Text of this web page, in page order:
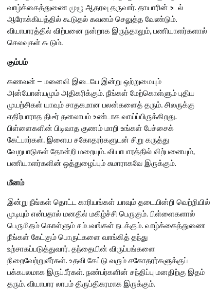
வாழ்க்கைத்துணை முழு ஆதரவு தருவார். தாயாரின் உடல்
ஆரோக்கியத்தில் கூடுதல் கவனம் செலுத்த வேண்டும்.
வியாபாரத்தில் விற்பனை நன்றாக இருந்தாலும், பணியாளர்களால்
செலவுகள் கூடும்.
கும்பம்
கணவன் – மனைவி இடையே இன்று ஒற்றுமையும்
அன்யோன்யமும் அதிகரிக்கும். நீங்கள் மேற்கொள்ளும் புதிய
முயற்சிகள் யாவும் சாதகமான பலன்களைத் தரும். சிலருக்கு
எதிர்பாராத திடீர் தனலாபம் உண்டாக வாய்ப்பிருக்கிறது.
பிள்ளைகளின் பிடிவாத குணம் மாறி உங்கள் பேச்சைக்
கேட்பார்கள். இளைய சகோதரர்களுடன் சிறு கருத்து
வேறுபாடுகள் தோன்றி மறையும். வியாபாரத்தில் விற்பனையும்,
பணியாளர்களின் ஒத்துழைப்பும் சுமாராகவே இருக்கும்.
மீனம்
இன்று நீங்கள் தொட்ட காரியங்கள் யாவும் தடையின்றி வெற்றியில்
முடியும் என்பதால் மனதில் மகிழ்ச்சி பெருகும். பிள்ளைகளால்
பெருமிதம் கொள்ளும் சம்பவங்கள் நடக்கும். வாழ்க்கைத்துணை
நீங்கள் கேட்கும் பொருட்களை வாங்கித் தந்து
உற்சாகப்படுத்துவார். தந்தையின் விருப்பங்களை
நிறைவேற்றுவீர்கள். உதவி கேட்டு வரும் சகோதரர்களுக்குப்
பக்கபலமாக இருப்பீர்கள். நண்பர்களின் சந்திப்பு மனதிற்கு இதம்
தரும். வியாபார லாபம் திருப்திகரமாக இருக்கும்.